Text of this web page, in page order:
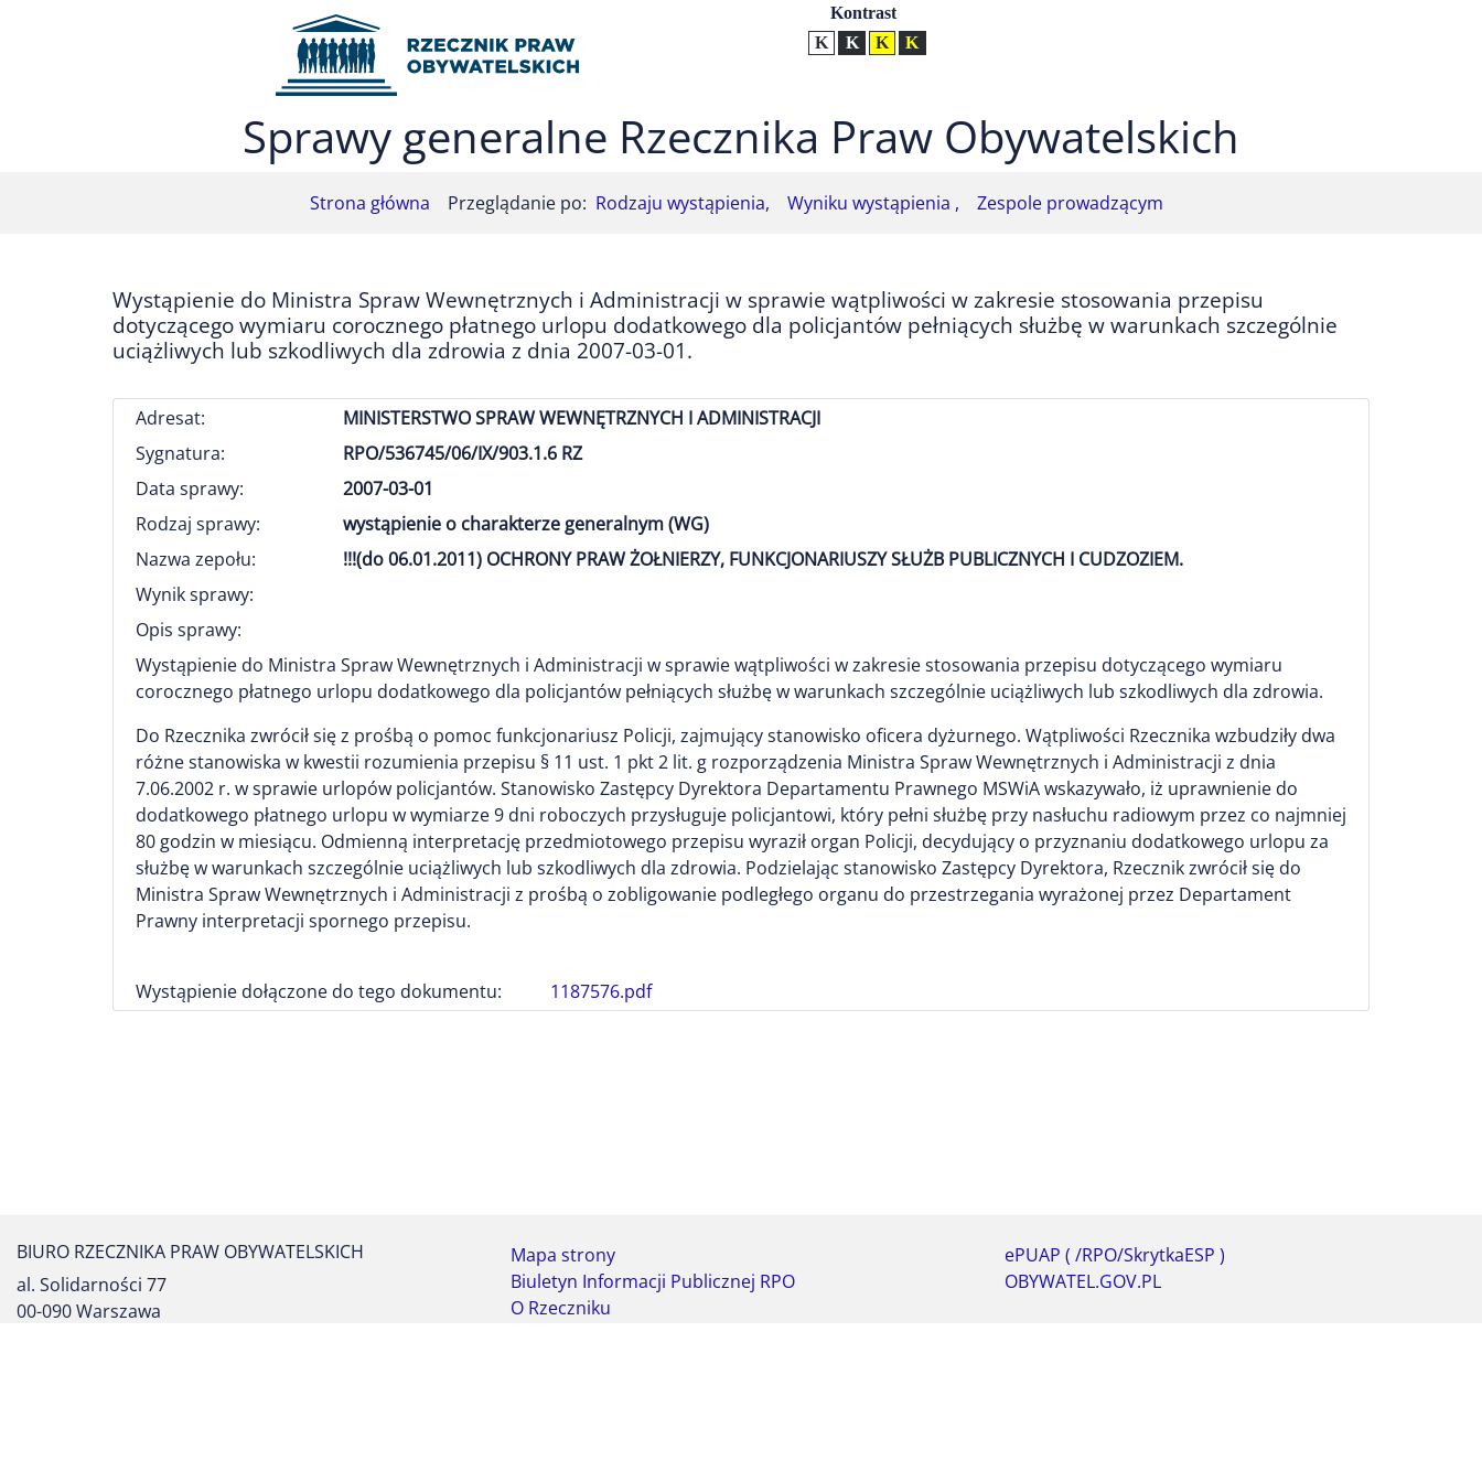
Przejdź do menu głównego (nacisnij Enter)
Przejdź do mapy serwisu (nacisnij Enter) UstawieniaKontrast
Kontrast normalny
Kontrast biały tekst na czarnym
Kontrast czarny tekst na żółtym
Sprawy generalne Rzecznika Praw Obywatelskich
Strona główna Przeglądanie po: Rodzaju wystąpienia, Wyniku wystąpienia , Zespole prowadzącym
Wystąpienie do Ministra Spraw Wewnętrznych i Administracji w sprawie wątpliwości w zakresie stosowania przepisu
dotyczącego wymiaru corocznego płatnego urlopu dodatkowego dla policjantów pełniących służbę w warunkach szczególnie
uciążliwych lub szkodliwych dla zdrowia z dnia 2007-03-01.
Adresat:
MINISTERSTWO SPRAW WEWNĘTRZNYCH I ADMINISTRACJI
Sygnatura:
RPO/536745/06/IX/903.1.6 RZ
Data sprawy:
2007-03-01
Rodzaj sprawy:
wystąpienie o charakterze generalnym (WG)
Nazwa zepołu:
!!!(do 06.01.2011) OCHRONY PRAW ŻOŁNIERZY, FUNKCJONARIUSZY SŁUŻB PUBLICZNYCH I CUDZOZIEM.
Wynik sprawy:
Opis sprawy:
Wystąpienie do Ministra Spraw Wewnętrznych i Administracji w sprawie wątpliwości w zakresie stosowania przepisu dotyczącego wymiaru
corocznego płatnego urlopu dodatkowego dla policjantów pełniących służbę w warunkach szczególnie uciążliwych lub szkodliwych dla zdrowia.
Do Rzecznika zwrócił się z prośbą o pomoc funkcjonariusz Policji, zajmujący stanowisko oficera dyżurnego. Wątpliwości Rzecznika wzbudziły dwa
różne stanowiska w kwestii rozumienia przepisu § 11 ust. 1 pkt 2 lit. g rozporządzenia Ministra Spraw Wewnętrznych i Administracji z dnia
7.06.2002 r. w sprawie urlopów policjantów. Stanowisko Zastępcy Dyrektora Departamentu Prawnego MSWiA wskazywało, iż uprawnienie do
dodatkowego płatnego urlopu w wymiarze 9 dni roboczych przysługuje policjantowi, który pełni służbę przy nasłuchu radiowym przez co najmniej
80 godzin w miesiącu. Odmienną interpretację przedmiotowego przepisu wyraził organ Policji, decydujący o przyznaniu dodatkowego urlopu za
służbę w warunkach szczególnie uciążliwych lub szkodliwych dla zdrowia. Podzielając stanowisko Zastępcy Dyrektora, Rzecznik zwrócił się do
Ministra Spraw Wewnętrznych i Administracji z prośbą o zobligowanie podległego organu do przestrzegania wyrażonej przez Departament
Prawny interpretacji spornego przepisu.
Wystąpienie dołączone do tego dokumentu: 1187576.pdf
BIURO RZECZNIKA PRAW OBYWATELSKICH
al. Solidarności 77
00-090 Warszawa
Mapa strony
Biuletyn Informacji Publicznej RPO
O Rzeczniku
ePUAP ( /RPO/SkrytkaESP )
OBYWATEL.GOV.PL